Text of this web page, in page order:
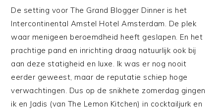
De setting voor The Grand Blogger Dinner is het
Intercontinental Amstel Hotel Amsterdam. De plek
waar menigeen beroemdheid heeft geslapen. En het
prachtige pand en inrichting draag natuurlijk ook bij
aan deze statigheid en luxe. Ik was er nog nooit
eerder geweest, maar de reputatie schiep hoge
verwachtingen. Dus op de snikhete zomerdag gingen
ik en Jadis (van The Lemon Kitchen) in cocktailjurk en